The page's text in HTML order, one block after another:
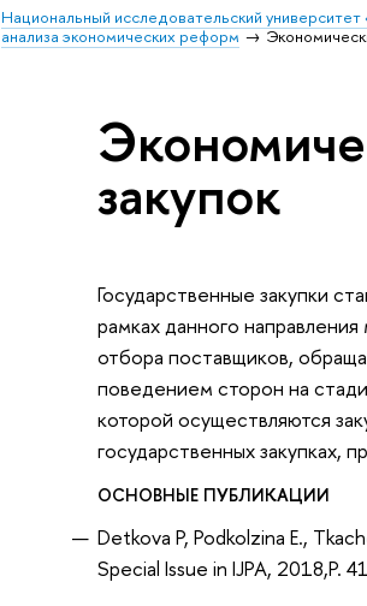
Национальный исследовательский
анализа экономических реформ
закупок
Государственные закупки
рамках данного
отбора поставщиков,
поведением сторон на
которой осуществляются
государственных закупках,
ОСНОВНЫЕ ПУБЛИКАЦИИ
Detkova P, Podkolzina E.,
Special Issue in IJPA, 2018,P.